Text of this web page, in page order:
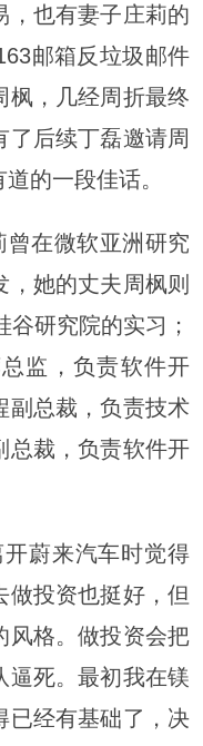
，也有妻子庄莉的
邮箱反垃圾邮件
枫，几经周折最终
了后续丁磊邀请周
的一段佳话。
曾在微软亚洲研究
她的丈夫周枫则
研究院的实习；
监，负责软件开
副总裁，负责技术
总裁，负责软件开
蔚来汽车时觉得
做投资也挺好，但
风格。做投资会把
逼死。最初我在镁
已经有基础了，决